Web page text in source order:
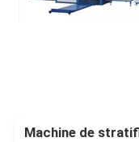
Machine de